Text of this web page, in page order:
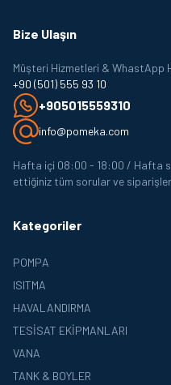
Bize Ulaşın
Müşteri Hizmetleri & WhastApp
+90 (501) 555 93 10
+905015559310
info@pomeka.com
Hafta içi 08:00 - 18:00 / Hafta
ettiğiniz tüm sorular ve
Kategoriler
POMPA
ISITMA
HAVALANDIRMA
TESISAT EKIPMANLARI
VANA
TANK & BOYLER